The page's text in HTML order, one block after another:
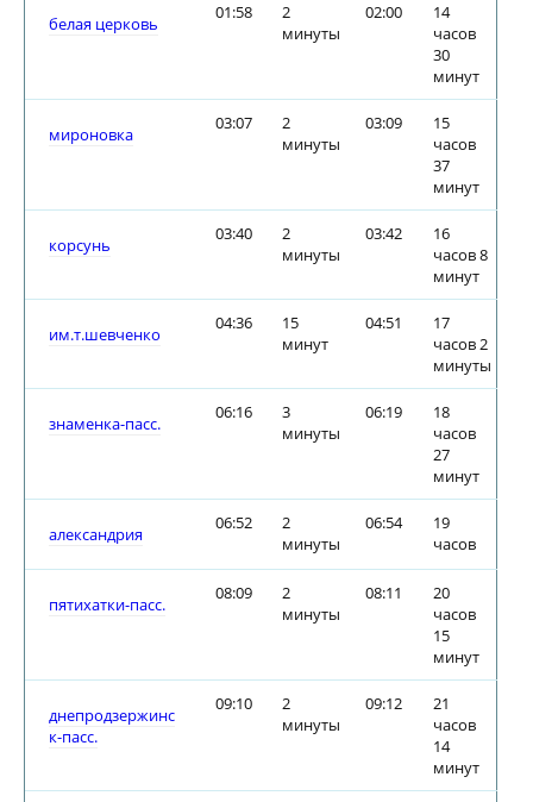
белая церковь
01:58
2
минуты
02:00
14
часов
30
минут
мироновка
03:07
2
минуты
03:09
15
часов
37
минут
корсунь
03:40
2
минуты
03:42
16
часов 8
минут
им.т.шевченко
04:36
15
минут
04:51
17
часов 2
минуты
знаменка-пасс.
06:16
3
минуты
06:19
18
часов
27
минут
александрия
06:52
2
минуты
06:54
19
часов
пятихатки-пасс.
08:09
2
минуты
08:11
20
часов
15
минут
днепродзержинс
к-пасс.
09:10
2
минуты
09:12
21
часов
14
минут